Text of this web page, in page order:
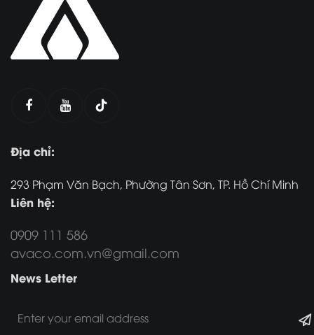
Địa chỉ:
293 Phạm Văn Bạch, Phường Tân Sơn, TP. Hồ Chí Minh
Liên hệ:
0909 111 586
avaco.com.vn@gmail.com
News Letter